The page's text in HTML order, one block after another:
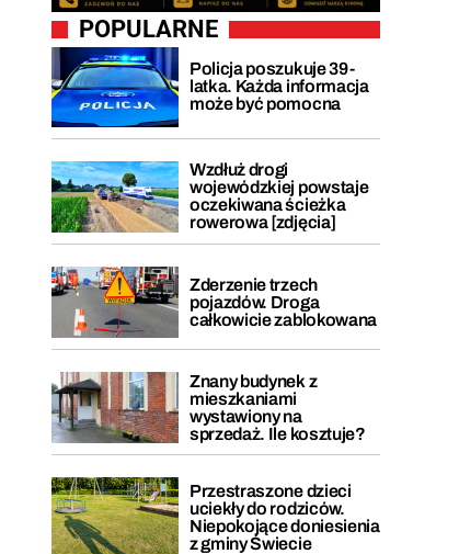
POPULARNE
Policja poszukuje 39-
latka. Każda informacja
może być pomocna
Wzdłuż drogi
wojewódzkiej powstaje
oczekiwana ścieżka
rowerowa [zdjęcia]
Zderzenie trzech
pojazdów. Droga
całkowicie zablokowana
Znany budynek z
mieszkaniami
wystawiony na
sprzedaż. Ile kosztuje?
Przestraszone dzieci
uciekły do rodziców.
Niepokojące doniesienia
z gminy Świecie